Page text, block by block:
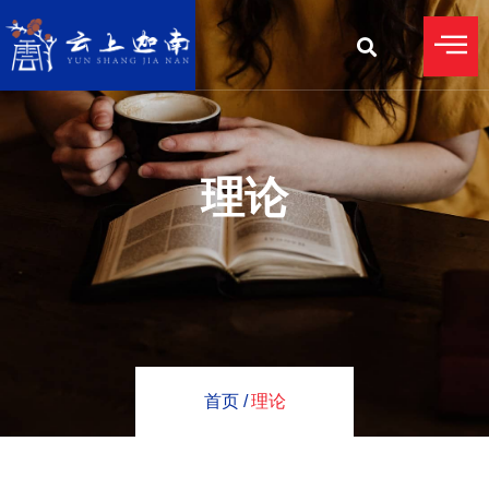
理论
首页 / 理论